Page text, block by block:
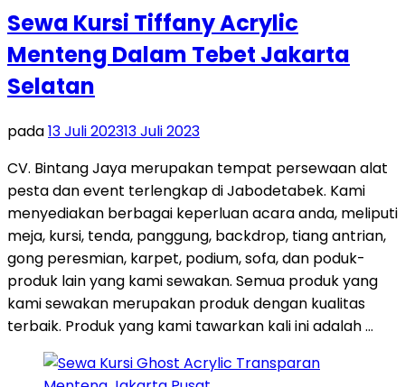
Sewa Kursi Tiffany Acrylic
Menteng Dalam Tebet Jakarta
Selatan
pada13 Juli 202313 Juli 2023
CV. Bintang Jaya merupakan tempat persewaan alat
pesta dan event terlengkap di Jabodetabek. Kami
menyediakan berbagai keperluan acara anda, meliputi
meja, kursi, tenda, panggung, backdrop, tiang antrian,
gong peresmian, karpet, podium, sofa, dan poduk-
produk lain yang kami sewakan. Semua produk yang
kami sewakan merupakan produk dengan kualitas
terbaik. Produk yang kami tawarkan kali ini adalah …